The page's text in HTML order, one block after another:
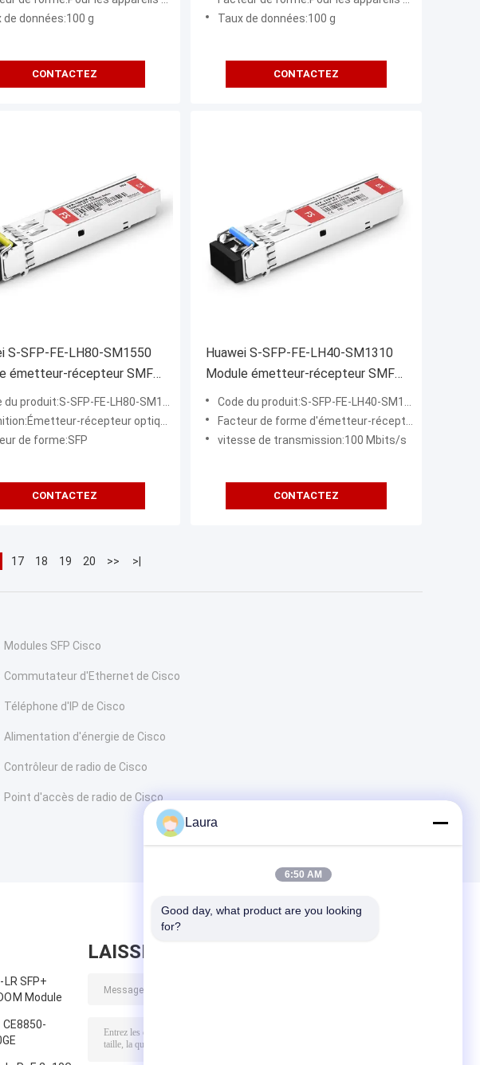
de données:100 g
CONTACTEZ
Taux de données:100 g
CONTACTEZ
S-SFP-FE-LH80-SM1550
émetteur-récepteur SMF
duplex 80km compatible
ZX SFP 1550nm
produit:S-SFP-FE-LH80-SM1550
récepteur optique, eSFP, Fe, module unimodal (1550nm, 80km, LC)
de forme:SFP
CONTACTEZ
Huawei S-SFP-FE-LH40-SM1310
Module émetteur-récepteur SMF
DOM Duplex de 40 km compatible
avec 100BASE-EX SFP 1310nm
Code du produit:S-SFP-FE-LH40-SM1310
Facteur de forme d'émetteur-récepteur:eSFP
vitesse de transmission:100 Mbits/s
CONTACTEZ
17 18 19 20 >> >|
Modules SFP Cisco
Commutateur d'Ethernet de Cisco
Téléphone d'IP de Cisco
Alimentation d'énergie de Cisco
Contrôleur de radio de Cisco
Point d'accès de radio de Cisco
SFP+
Module
LAISSEZ UN MESSAGE
Laura
6:50 AM
Good day, what product are you looking
for?